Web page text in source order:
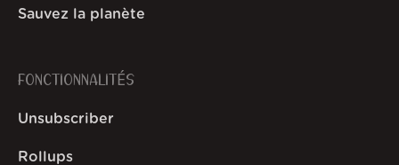
Sauvez la planète
FONCTIONNALITÉS
Unsubscriber
Rollups